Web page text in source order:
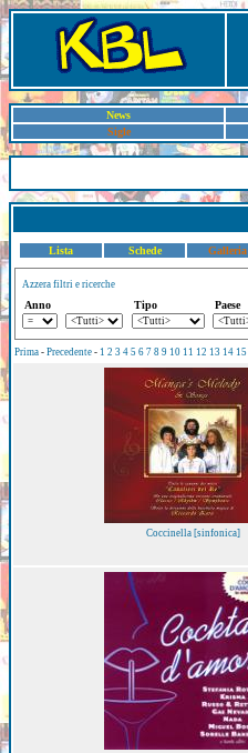
News
Sigle
Lista Schede Galleria
Azzera filtri e ricerche
Anno Tipo Paese
Prima - Precedente - 1 2 3 4 5 6 7 8 9 10 11 12 13 14 15
Coccinella [sinfonica]